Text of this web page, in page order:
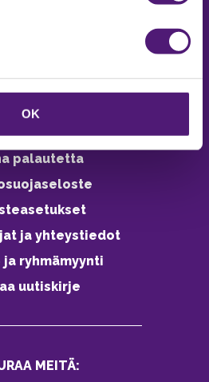
OK
työpaikat
palautetta
ja yhteystiedot
ja ryhmämyynti
uutiskirje
MEITÄ: